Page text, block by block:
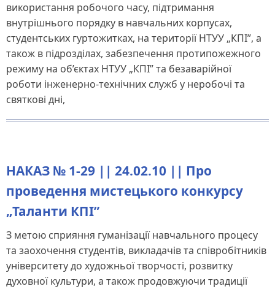
використання робочого часу, підтримання
внутрішнього порядку в навчальних корпусах,
студентських гуртожитках, на території НТУУ „КПІ”, а
також в підрозділах, забезпечення протипожежного
режиму на об’єктах НТУУ „КПІ” та безаварійної
роботи інженерно-технічних служб у неробочі та
святкові дні,
НАКАЗ № 1-29 || 24.02.10 || Про
проведення мистецького конкурсу
„Таланти КПІ”
З метою сприяння гуманізації навчального процесу
та заохочення студентів, викладачів та співробітників
університету до художньої творчості, розвитку
духовної культури, а також продовжуючи традиції